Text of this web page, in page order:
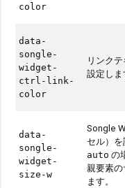
color
data-
songle-
widget-
ctrl-link-
color
リンク
設定しま
data-
songle-
widget-
size-w
Songle
セル）を
auto の
親要素
ます。